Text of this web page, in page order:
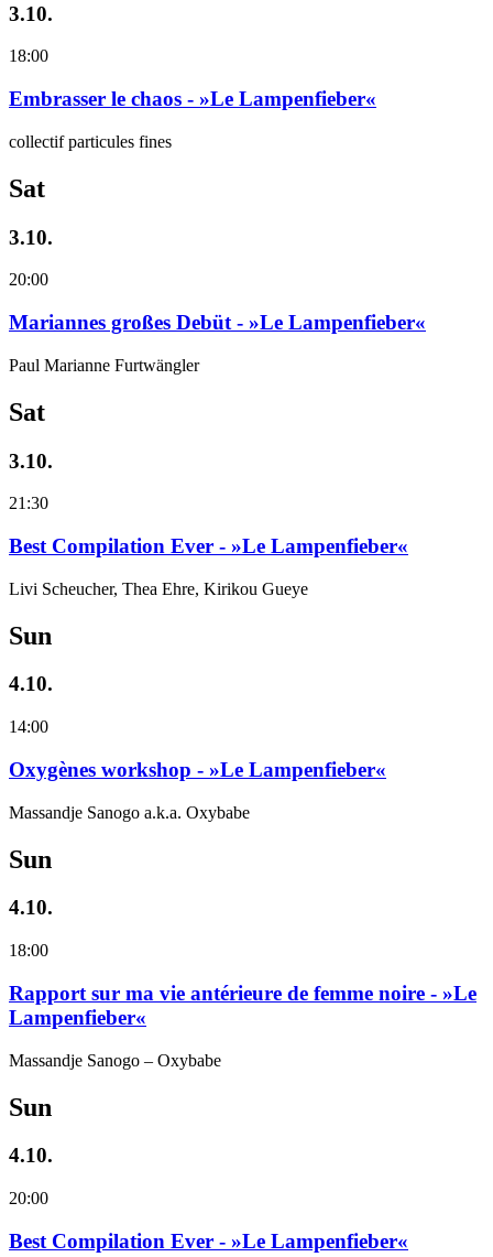
3.10.
18:00
Embrasser le chaos - »Le Lampenfieber«
collectif particules fines
Sat
3.10.
20:00
Mariannes großes Debüt - »Le Lampenfieber«
Paul Marianne Furtwängler
Sat
3.10.
21:30
Best Compilation Ever - »Le Lampenfieber«
Livi Scheucher, Thea Ehre, Kirikou Gueye
Sun
4.10.
14:00
Oxygènes workshop - »Le Lampenfieber«
Massandje Sanogo a.k.a. Oxybabe
Sun
4.10.
18:00
Rapport sur ma vie antérieure de femme noire - »Le
Lampenfieber«
Massandje Sanogo – Oxybabe
Sun
4.10.
20:00
Best Compilation Ever - »Le Lampenfieber«